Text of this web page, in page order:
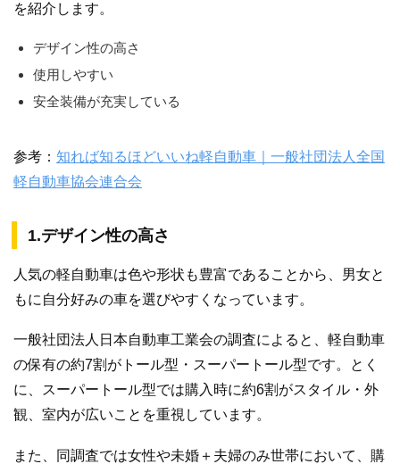
を紹介します。
デザイン性の高さ
使用しやすい
安全装備が充実している
参考： 知れば知るほどいいね軽自動車｜一般社団法人全国
軽自動車協会連合会
1.デザイン性の高さ
人気の軽自動車は色や形状も豊富であることから、男女と
もに自分好みの車を選びやすくなっています。
一般社団法人日本自動車工業会の調査によると、軽自動車
の保有の約7割がトール型・スーパートール型です。とく
に、スーパートール型では購入時に約6割がスタイル・外
観、室内が広いことを重視しています。
また、同調査では女性や未婚＋夫婦のみ世帯において、購